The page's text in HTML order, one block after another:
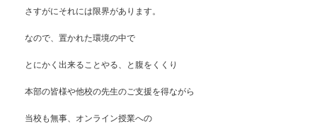
さすがにそれには限界があります。
なので、置かれた環境の中で
とにかく出来ることやる、と腹をくくり
本部の皆様や他校の先生のご支援を得ながら
当校も無事、オンライン授業への